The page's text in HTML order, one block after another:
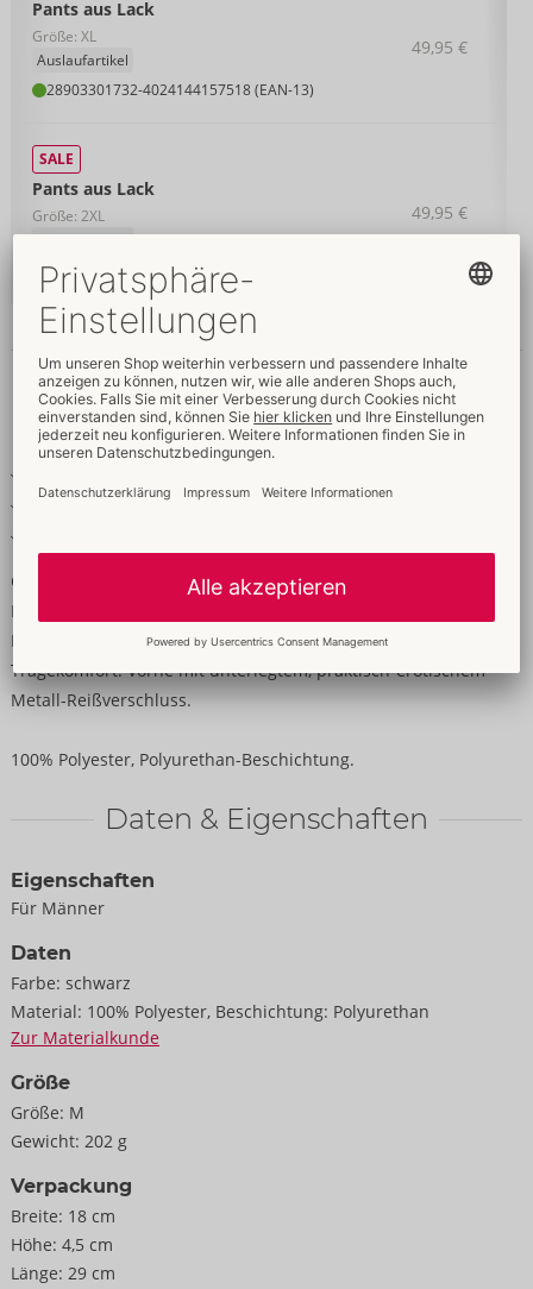
Pants aus Lack
Größe: XL
Auslaufartikel
28903301732-4024144157518 (EAN-13)
49,95 €
Pants aus Lack
Größe: 2XL
Auslaufartikel
28903301742-4024144157525 (EAN-13)
SALE
49,95 €
Details
Produkttext
Leicht elastisch für hautnahen Sitz
Glanzstück mit Direkt-Zugriffsmöglichkeit!
Klassische Pants von Black Level komplett im schwarzen
Lackglanz. Leicht elastisch für hautnahen und hohen
Tragekomfort. Vorne mit unterlegtem, praktisch-erotischem
Metall-Reißverschluss.
100% Polyester, Polyurethan-Beschichtung.
Daten & Eigenschaften
Eigenschaften
Für Männer
Daten
Farbe: schwarz
Material: 100% Polyester, Beschichtung: Polyurethan
Zur Materialkunde
Größe
Größe: M
Gewicht: 202 g
Verpackung
Breite: 18 cm
Höhe: 4,5 cm
Länge: 29 cm